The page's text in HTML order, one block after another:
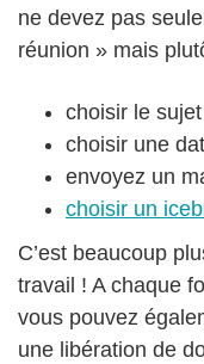
ne devez pas
réunion » mais
choisir le
choisir une
envoyez un
choisir un
C’est beaucoup
travail ! A chaque
vous pouvez
une libération de